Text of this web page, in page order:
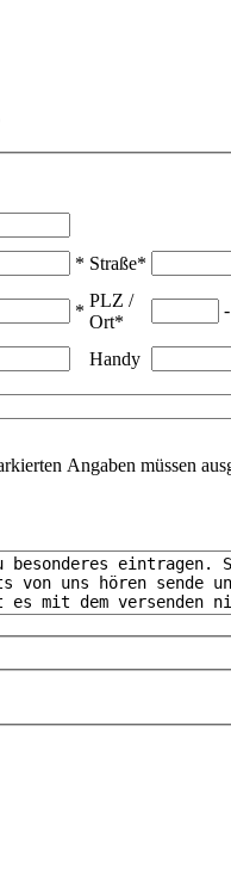
* Straße*
*
PLZ /
Ort*
Handy
Angaben müssen